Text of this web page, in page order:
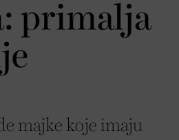
primalja
majke koje imaju